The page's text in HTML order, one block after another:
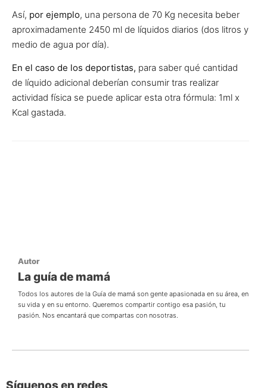
Así, por ejemplo, una persona de 70 Kg necesita beber
aproximadamente 2450 ml de líquidos diarios (dos litros y
medio de agua por día).
En el caso de los deportistas, para saber qué cantidad
de líquido adicional deberían consumir tras realizar
actividad física se puede aplicar esta otra fórmula: 1ml x
Kcal gastada.
Autor
La guía de mamá
Todos los autores de la Guía de mamá son gente apasionada en su área, en
su vida y en su entorno. Queremos compartir contigo esa pasión, tu
pasión. Nos encantará que compartas con nosotras.